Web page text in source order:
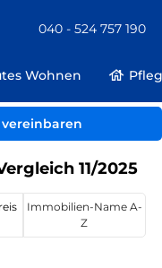
040 - 524 757 190
Wohnen
11/2025
Immobilien-Name A-
Z